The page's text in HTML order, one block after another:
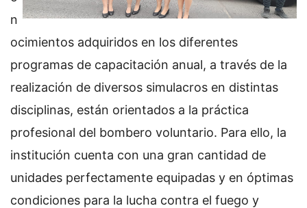
n
ocimientos adquiridos en los diferentes
programas de capacitación anual, a través de la
realización de diversos simulacros en distintas
disciplinas, están orientados a la práctica
profesional del bombero voluntario. Para ello, la
institución cuenta con una gran cantidad de
unidades perfectamente equipadas y en óptimas
condiciones para la lucha contra el fuego y